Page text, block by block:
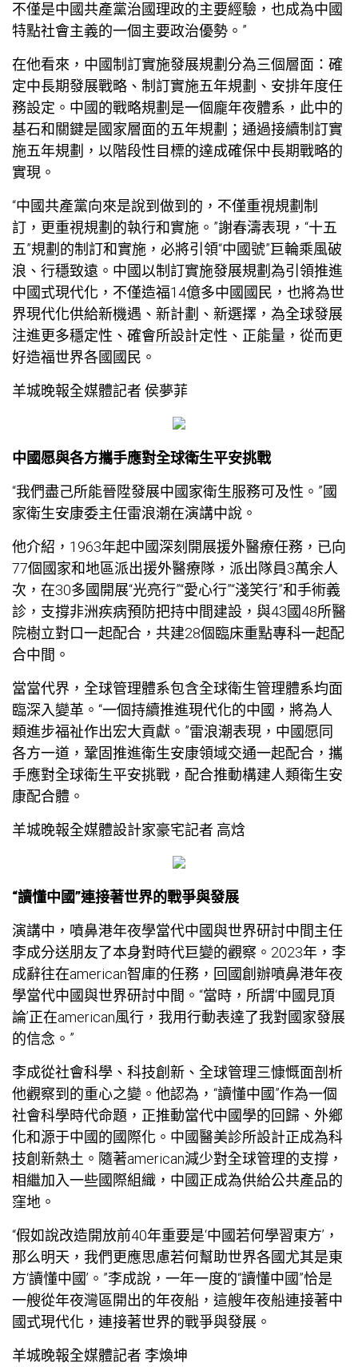
不僅是中國共產黨治國理政的主要經驗，也成為中國
特點社會主義的一個主要政治優勢。”
在他看來，中國制訂實施發展規劃分為三個層面：確
定中長期發展戰略、制訂實施五年規劃、安排年度任
務設定。中國的戰略規劃是一個龐年夜體系，此中的
基石和關鍵是國家層面的五年規劃；通過接續制訂實
施五年規劃，以階段性目標的達成確保中長期戰略的
實現。
“中國共產黨向來是說到做到的，不僅重視規劃制
訂，更重視規劃的執行和實施。”謝春濤表現，“十五
五”規劃的制訂和實施，必將引領“中國號”巨輪乘風破
浪、行穩致遠。中國以制訂實施發展規劃為引領推進
中國式現代化，不僅造福14億多中國國民，也將為世
界現代化供給新機遇、新計劃、新選擇，為全球發展
注進更多穩定性、確會所設計定性、正能量，從而更
好造福世界各國國民。
羊城晚報全媒體記者 侯夢菲
中國愿與各方攜手應對全球衛生平安挑戰
“我們盡己所能晉陞發展中國家衛生服務可及性。”國
家衛生安康委主任雷浪潮在演講中說。
他介紹，1963年起中國深刻開展援外醫療任務，已向
77個國家和地區派出援外醫療隊，派出隊員3萬余人
次，在30多國開展“光亮行”“愛心行”“淺笑行”和手術義
診，支撐非洲疾病預防把持中間建設，與43國48所醫
院樹立對口一起配合，共建28個臨床重點專科一起配
合中間。
當當代界，全球管理體系包含全球衛生管理體系均面
臨深入變革。“一個持續推進現代化的中國，將為人
類進步福祉作出宏大貢獻。”雷浪潮表現，中國愿同
各方一道，鞏固推進衛生安康領域交通一起配合，攜
手應對全球衛生平安挑戰，配合推動構建人類衛生安
康配合體。
羊城晚報全媒體設計家豪宅記者 高焓
“讀懂中國”連接著世界的戰爭與發展
演講中，噴鼻港年夜學當代中國與世界研討中間主任
李成分送朋友了本身對時代巨變的觀察。2023年，李
成辭往在american智庫的任務，回國創辦噴鼻港年夜
學當代中國與世界研討中間。“當時，所謂‘中國見頂
論’正在american風行，我用行動表達了我對國家發展
的信念。”
李成從社會科學、科技創新、全球管理三慷慨面剖析
他觀察到的重心之變。他認為，“讀懂中國”作為一個
社會科學時代命題，正推動當代中國學的回歸、外鄉
化和源于中國的國際化。中國醫美診所設計正成為科
技創新熱土。隨著american減少對全球管理的支撐，
相繼加入一些國際組織，中國正成為供給公共產品的
窪地。
“假如說改造開放前40年重要是‘中國若何學習東方’，
那么明天，我們更應思慮若何幫助世界各國尤其是東
方‘讀懂中國’。”李成說，一年一度的“讀懂中國”恰是
一艘從年夜灣區開出的年夜船，這艘年夜船連接著中
國式現代化，連接著世界的戰爭與發展。
羊城晚報全媒體記者 李煥坤